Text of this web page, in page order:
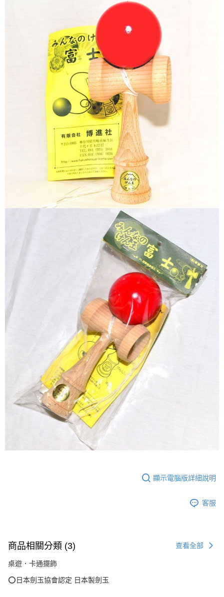
每筆NT$100，滿NT$999(含以上)免運費
顯示電腦版詳細說明
客服
商品相關分類 (3) 查看全部
桌遊．卡通擺飾
⭕日本劍玉協會認定 日本製劍玉